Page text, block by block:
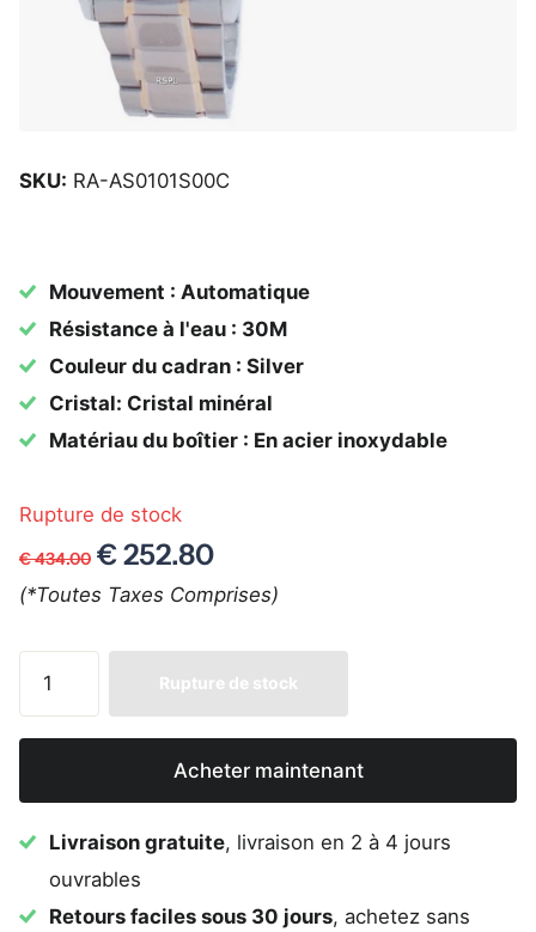
SKU: RA-AS0101S00C
Mouvement : Automatique
Résistance à l'eau : 30M
Couleur du cadran : Silver
Cristal: Cristal minéral
Matériau du boîtier : En acier inoxydable
Rupture de stock
€ 434.00 € 252.80
(*Toutes Taxes Comprises)
Rupture de stock
Acheter maintenant
Livraison gratuite, livraison en 2 à 4 jours
ouvrables
Retours faciles sous 30 jours, achetez sans